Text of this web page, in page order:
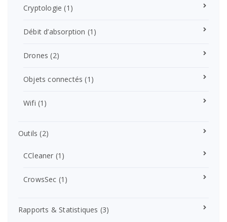
Cryptologie (1)
Débit d’absorption (1)
Drones (2)
Objets connectés (1)
Wifi (1)
Outils (2)
CCleaner (1)
CrowsSec (1)
Rapports & Statistiques (3)